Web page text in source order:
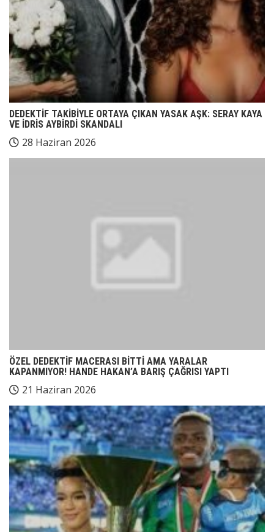
DEDEKTİF TAKİBİYLE ORTAYA ÇIKAN YASAK AŞK: SERAY KAYA
VE İDRİS AYBİRDİ SKANDALI
28 Haziran 2026
ÖZEL DEDEKTİF MACERASI BİTTİ AMA YARALAR
KAPANMIYOR! HANDE HAKAN’A BARIŞ ÇAĞRISI YAPTI
21 Haziran 2026